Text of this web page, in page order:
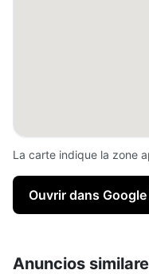
La carte indique la zone
Ouvrir dans
Anuncios